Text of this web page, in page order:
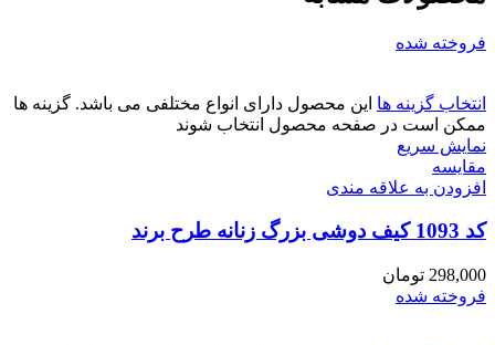
فروخته شده
انتخاب گزینه ها این محصول دارای انواع مختلفی می باشد. گزینه ها
ممکن است در صفحه محصول انتخاب شوند
نمایش سریع
مقايسه
افزودن به علاقه مندی
کد 1093 کیف دوشی بزرگ زنانه طرح برند
298,000 تومان
فروخته شده